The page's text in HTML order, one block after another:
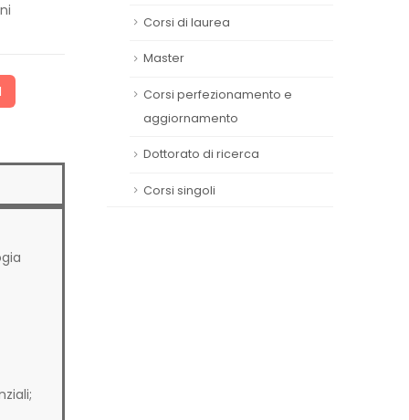
Corsi di laurea
Master
Corsi perfezionamento e
aggiornamento
Dottorato di ricerca
Corsi singoli